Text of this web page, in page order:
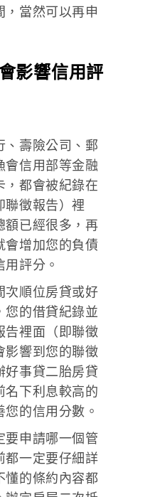
，當然可以再申
影響信用評
、壽險公司、郵
會信用部等金融
，都會被紀錄在
聯徵報告）裡
額已經很多，再
會增加您的負債
評分。
次順位房貸或好
您的借貸紀錄並
告裡面（即聯徵
影響到您的聯徵
好事貸二胎房貸
名下利息較高的
的信用分數。
要申請哪一個管
都一定要仔細詳
懂的條約內容都